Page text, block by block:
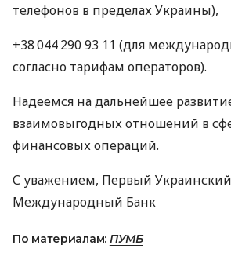
телефонов в пределах Украины),
+38 044 290 93 11 (для
согласно тарифам операторов).
Надеемся на дальнейшее
взаимовыгодных отношений в
финансовых операций.
С уважением, Первый Украинский
Международный Банк
По материалам: ПУМБ